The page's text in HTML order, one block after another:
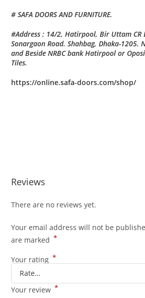
# SAFA DOORS AND FURNITURE.
#Address : 14/2, Hatirpool, Bir Uttam CR
Sonargaon Road. Shahbag, Dhaka-1205.
and Beside NRBC bank Hatirpool or
Tiles.
https://online.safa-doors.com/shop/
Reviews
There are no reviews yet.
Your email address will not be
are marked *
Your rating *
Your review *